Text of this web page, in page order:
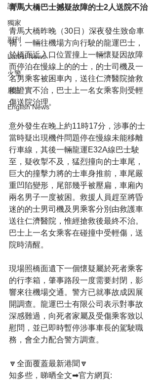
訪問
獨家
副刊
Latest News
火警
廣告
English News
青馬大橋巴士撼疑故障的士2人送院不治
青馬大橋昨晚（30日）深夜發生致命車
禍，一輛往機場方向行駛的龍運巴士，
於橋面近入口位置撞上一輛懷疑因故障
而停泊在慢線上的的士，的士司機及一
名男乘客被困車內，送往仁濟醫院搶救
後證實不治，巴士上一名女乘客則受輕
傷送院治理。
意外發生在晚上約11時17分，涉事的士
當時疑出現機件問題停在慢線未能移離
行車線，其後一輛龍運E32A線巴士駛
至，疑收掣不及，猛烈撞向的士車尾，
巨大的撞擊力將的士車身推前，車尾嚴
重凹陷變形，尾部幾乎被壓扁，車廂內
兩名男子一度被困。救援人員趕至將昏
迷的的士男司機及男乘客分別由救護車
送往仁濟醫院，惟經搶救後最終不治。
巴士上一名女乘客在碰撞中受輕傷，送
院時清醒。
現場照橋面遺下一個懷疑屬於死者乘客
的行李箱，肇事路段一度需要封閉，影
響來往機場交通。警方已就事故成因展
開調查。 龍運巴士有限公司表示對事故
深感難過，向死者家屬及受傷乘客致以
慰問，並已即時暫停涉事車長的駕駛職
務，會全力配合警方調查。
🔽全面覆蓋最新港聞🔽
知多些，睇晒全文➡官方網頁: